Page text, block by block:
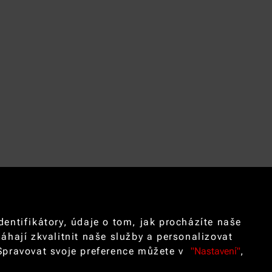
údaje o tom, jak procházíte naše
zkvalitnit naše služby a personalizovat
svoje preference můžete v "Nastavení",